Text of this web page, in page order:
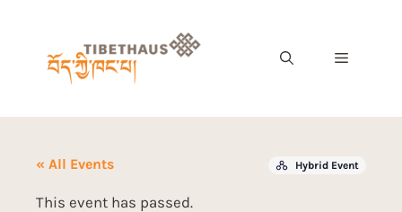
« All Events Hybrid Event
This event has passed.